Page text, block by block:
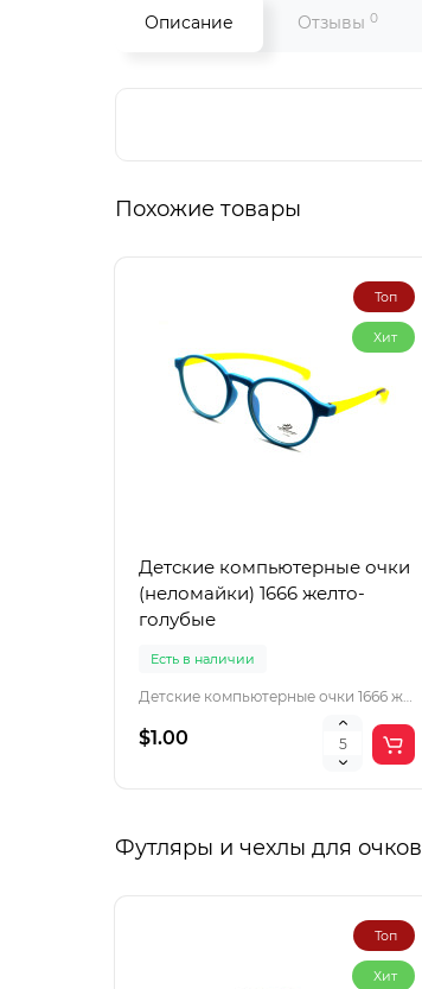
Описание Отзывы 0
Похожие товары
Топ
Хит
Детские компьютерные очки
(неломайки) 1666 желто-
голубые
Есть в наличии
Детские компьютерные очки 1666 желто-голубы
$1.00
Футляры и чехлы для очков
Топ
Хит